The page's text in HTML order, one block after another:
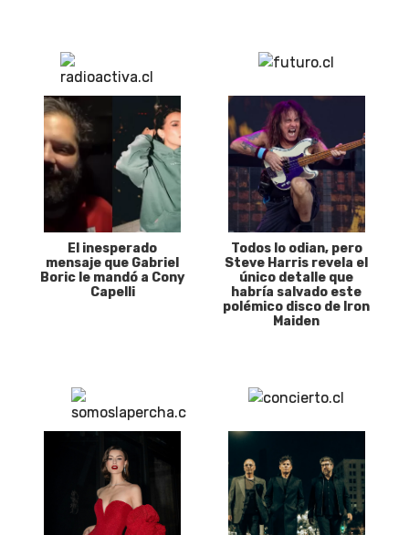
El inesperado
mensaje que Gabriel
Boric le mandó a Cony
Capelli
Todos lo odian, pero
Steve Harris revela el
único detalle que
habría salvado este
polémico disco de Iron
Maiden